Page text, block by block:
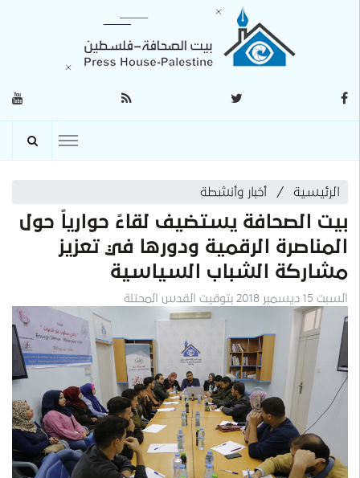
الرئيسية أخبار وأنشطة
بيت الصحافة يستضيف لقاءً حوارياً حول
المناصرة الرقمية ودورها في تعزيز
مشاركة الشباب السياسية
السبت 15 ديسمبر 2018 بتوقيت القدس المحتلة